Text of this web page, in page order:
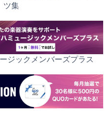
ツ集
ジックメンバーズプラス